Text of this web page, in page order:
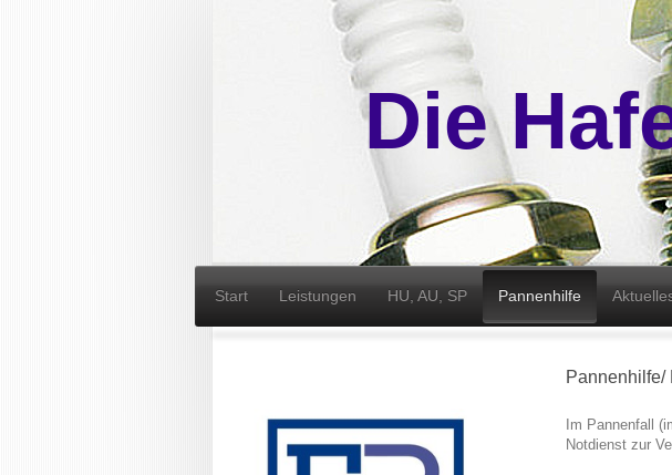
Die
Start Leistungen HU, AU, SP Pannenhilfe
Pannenhilfe/
Im Pannenfall
Notdienst zur